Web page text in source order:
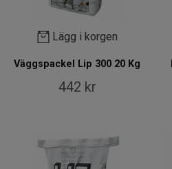
Lägg i korgen
Väggspackel Lip 300 20 Kg
442 kr